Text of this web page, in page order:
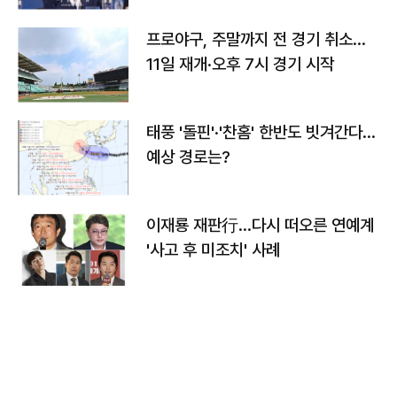
프로야구, 주말까지 전 경기 취소…
11일 재개·오후 7시 경기 시작
태풍 '돌핀'·'찬홈' 한반도 빗겨간다…
예상 경로는?
이재룡 재판行…다시 떠오른 연예계
'사고 후 미조치' 사례